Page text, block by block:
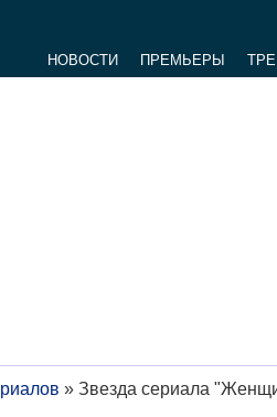
НОВОСТИ ПРЕМЬЕРЫ
» Звезда сериала